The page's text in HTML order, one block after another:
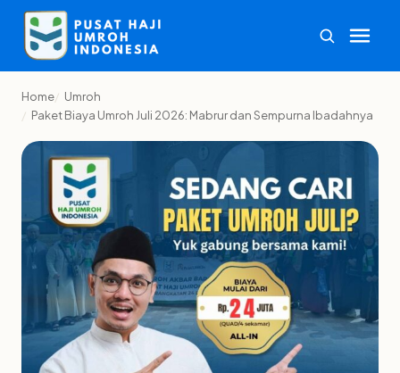
Home
Umroh
Paket Biaya Umroh Juli 2026: Mabrur dan Sempurna Ibadahnya